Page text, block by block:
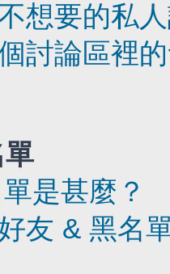
想要的私
討論區裡
是甚麼？
友 & 黑名